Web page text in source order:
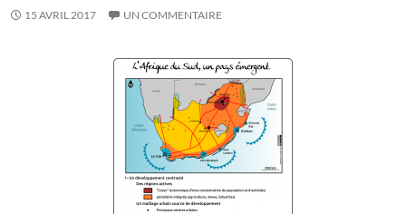
15 AVRIL 2017 UN COMMENTAIRE